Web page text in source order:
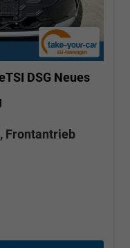
DSG Neues
Frontantrieb